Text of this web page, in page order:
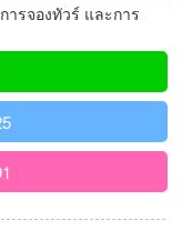
รจองทัวร์ และการ